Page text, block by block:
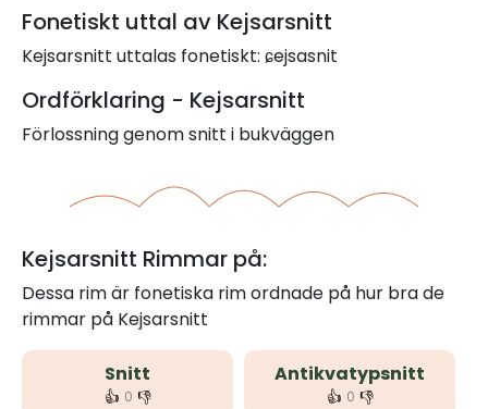
Fonetiskt uttal av Kejsarsnitt
Kejsarsnitt uttalas fonetiskt: ɕejsasnit
Ordförklaring - Kejsarsnitt
Förlossning genom snitt i bukväggen
Kejsarsnitt Rimmar på:
Dessa rim är fonetiska rim ordnade på hur bra de
rimmar på Kejsarsnitt
Snitt
👍 0 👎
Antikvatypsnitt
👍 0 👎